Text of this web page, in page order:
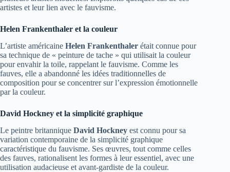
artistes et leur lien avec le fauvisme.
Helen Frankenthaler et la couleur
L’artiste américaine Helen Frankenthaler était connue pour
sa technique de « peinture de tache » qui utilisait la couleur
pour envahir la toile, rappelant le fauvisme. Comme les
fauves, elle a abandonné les idées traditionnelles de
composition pour se concentrer sur l’expression émotionnelle
par la couleur.
David Hockney et la simplicité graphique
Le peintre britannique David Hockney est connu pour sa
variation contemporaine de la simplicité graphique
caractéristique du fauvisme. Ses œuvres, tout comme celles
des fauves, rationalisent les formes à leur essentiel, avec une
utilisation audacieuse et avant-gardiste de la couleur.